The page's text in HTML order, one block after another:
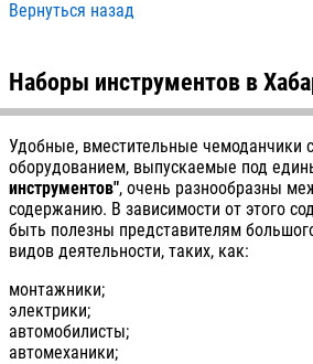
Вернуться назад
Наборы инструментов в
Удобные, вместительные чемоданчики
оборудованием, выпускаемые под
инструментов", очень разнообразны
содержанию. В зависимости от этого
быть полезны представителям
видов деятельности, таких, как:
монтажники;
электрики;
автомобилисты;
автомеханики;